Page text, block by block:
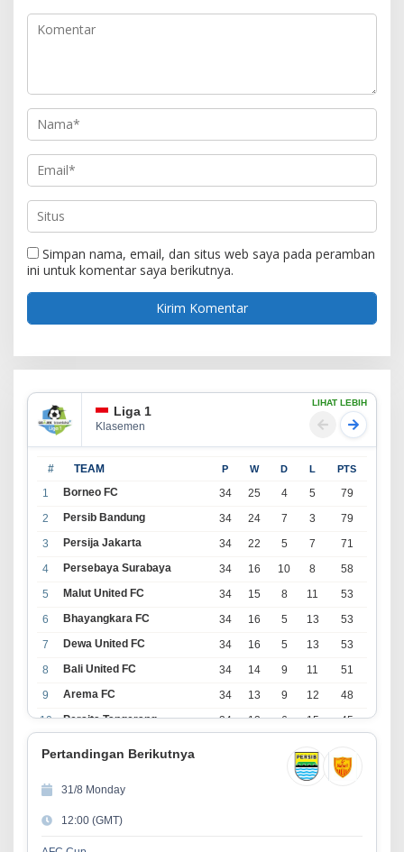
Simpan nama, email, dan situs web saya pada peramban
ini untuk komentar saya berikutnya.
Liga 1
Klasemen
LIHAT LEBIH
# TEAM P W D L PTS
1 Borneo FC 34 25 4 5
79
2
Persib Bandung 34 24 7 3
79
3
Persija Jakarta 34 22 5 7
71
4
Persebaya Surabaya 34 16 10 8
58
5
Malut United FC 34 15 8 11
53
6
Bhayangkara FC 34 16 5 13
53
7
Dewa United FC 34 16 5 13
53
8
Bali United FC 34 14 9 11
51
9
Arema FC 34 13 9 12
48
10
Persita Tangerang 34 13 6 15
45
17
39
13
Persijap Jepara
14
Madura United FC
15
PSM Makassar
Pertandingan Berikutnya
31/8 Monday
12:00 (GMT)